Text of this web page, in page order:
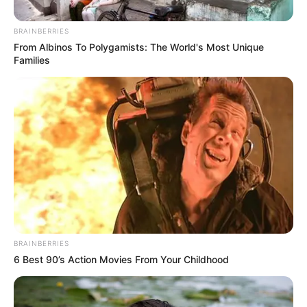
Archivo
PSG ya habría liquidado a Pochettino: La millonaria cifra
que costó su salida
Por:Agencia AFP
Junio 30, 2022
BRAINBERRIES
From Albinos To Polygamists: The World's Most Unique
Families
BRAINBERRIES
6 Best 90’s Action Movies From Your Childhood